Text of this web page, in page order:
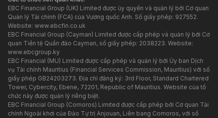
EBC Financial Group (UK) Limited được ủy quyền và quản lý bởi Cơ quan
Quản lý Tài chính (FCA) của Vương quốc Anh. Số giấy phép: 927552.
Website: www.ebcfin.co.uk
EBC Financial Group (Cayman) Limited được cấp phép và quản lý bởi Cơ
quan Tiền tệ Quần đảo Cayman, số giấy phép: 2038223. Website:
www.ebcgroup.ky
EBC Financial (MU) Limited được cấp phép và quản lý bởi Ủy ban Dịch
vụ Tài chính Mauritius (Financial Services Commission, Mauritius) với số
giấy phép GB24203273. Địa chỉ đăng ký: 3rd Floor, Standard Chartered
Tower, Cybercity, Ebene, 72201, Republic of Mauritius. Website của tổ
chức này được quản lý riêng biệt.
EBC Financial Group (Comoros) Limited được cấp phép bởi Cơ quan Tài
chính Ngoài khơi của Đảo Tự trị Anjouan, Liên bang Comoros, với số